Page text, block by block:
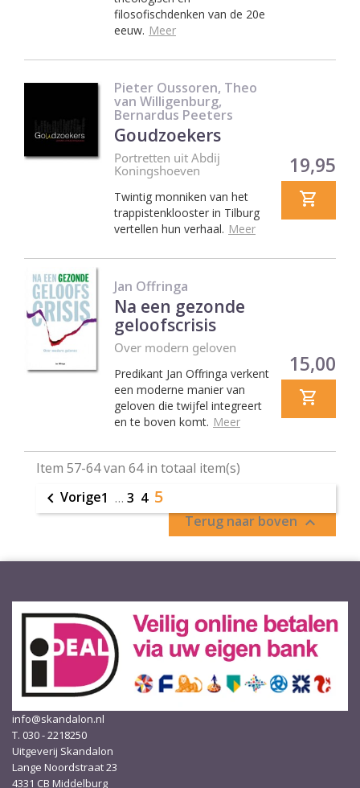
filosofischdenken van de 20e
eeuw. Meer
Pieter Oussoren, Theo
van Willigenburg,
Bernardus Peeters
Goudzoekers
Portretten uit Abdij
Koningshoeven
Twintig monniken van het
trappistenklooster in Tilburg
vertellen hun verhaal. Meer
Prijs
19,95
Jan Offringa
Na een gezonde
geloofscrisis
Over modern geloven
Predikant Jan Offringa verkent
een moderne manier van
geloven die twijfel integreert
en te boven komt. Meer
Prijs
15,00
Item 57-64 van 64 in totaal item(s)
 Vorige1 … 3 4 5
Terug naar boven 
info@skandalon.nl
T. 030 - 2218250
Uitgeverij Skandalon
Lange Noordstraat 23
4331 CB Middelburg